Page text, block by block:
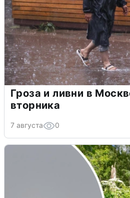
Гроза и ливни в
вторника
7 августа 0